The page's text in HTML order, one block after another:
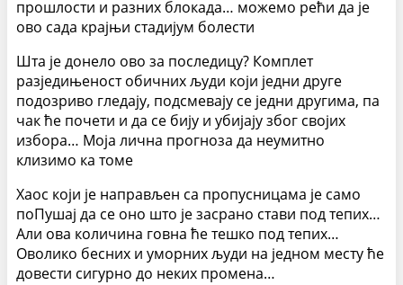
прошлости и разних блокада… можемо рећи да је
ово сада крајњи стадијум болести
Шта је донело ово за последицу? Комплет
разједињеност обичних људи који једни друге
подозриво гледају, подсмевају се једни другима, па
чак ће почети и да се бију и убијају због својих
избора… Моја лична прогноза да неумитно
клизимо ка томе
Хаос који је направљен са пропусницама је само
поПушај да се оно што је засрано стави под тепих…
Али ова количина говна ће тешко под тепих…
Оволико бесних и уморних људи на једном месту ће
довести сигурно до неких промена…